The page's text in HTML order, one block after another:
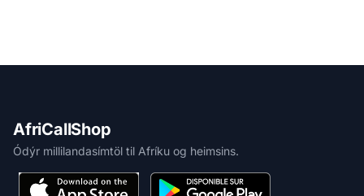
AfriCallShop
Ódýr millilandasímtöl til Afríku og heimsins.